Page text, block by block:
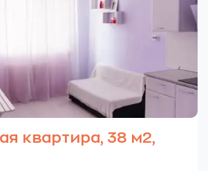
квартира, 38 м2,